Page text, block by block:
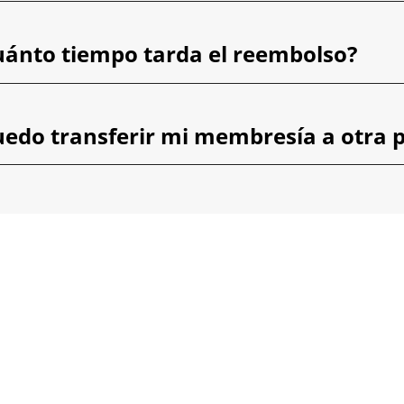
tiempo tarda el reembolso?
transferir mi membresía a otra